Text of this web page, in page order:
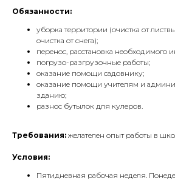
Обязанности:
уборка территории (очистка от
очистка от снега);
перенос, расстановка необходимого
погрузо-разгрузочные работы;
оказание помощи садовнику;
оказание помощи учителям и
зданию;
разнос бутылок для кулеров.
Требования: желателен опыт работы в
Условия:
Пятидневная рабочая неделя.